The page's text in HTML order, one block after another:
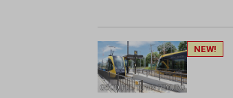
NEW!